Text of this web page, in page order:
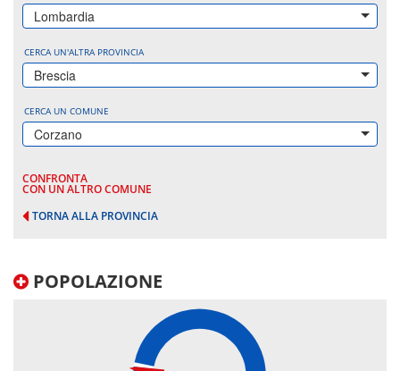
Lombardia
CERCA UN'ALTRA PROVINCIA
Brescia
CERCA UN COMUNE
Corzano
CONFRONTA
CON UN ALTRO COMUNE
TORNA ALLA PROVINCIA
POPOLAZIONE